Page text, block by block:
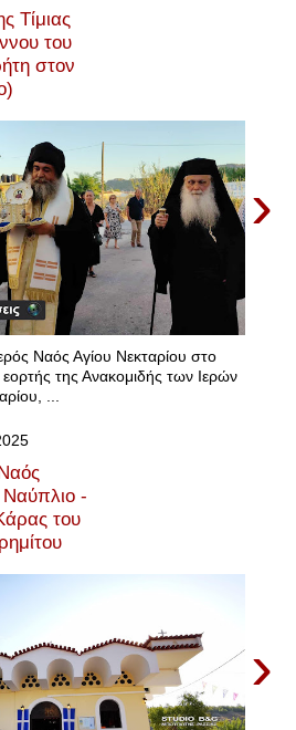
Τίμιας
του
στον
›
Ναός Αγίου Νεκταρίου στο
της Ανακομιδής των Ιερών
...
Ναύπλιο -
του
›